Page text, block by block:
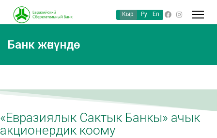
Кыр. Ру. En.
Банк жөнүндө
«Евразиялык Сактык Банкы» ачык
акционердик коому